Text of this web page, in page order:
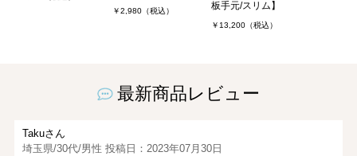
￥2,980（税込）
板手元/スリム】
￥13,200（税込）
最新商品レビュー
Takuさん
埼玉県/30代/男性 投稿日：2023年07月30日